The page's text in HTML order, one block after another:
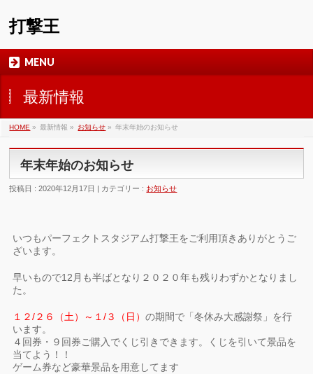
打撃王
MENU
最新情報
HOME » 最新情報 » お知らせ » 年末年始のお知らせ
年末年始のお知らせ
投稿日 : 2020年12月17日 | カテゴリー : お知らせ
いつもパーフェクトスタジアム打撃王をご利用頂きありがとうご
ざいます。
早いもので12月も半ばとなり２０２０年も残りわずかとなりまし
た。
１２/２６（土）～１/３（日）の期間で「冬休み大感謝祭」を行
います。
４回券・９回券ご購入でくじ引きできます。くじを引いて景品を
当てよう！！
ゲーム券など豪華景品を用意してます